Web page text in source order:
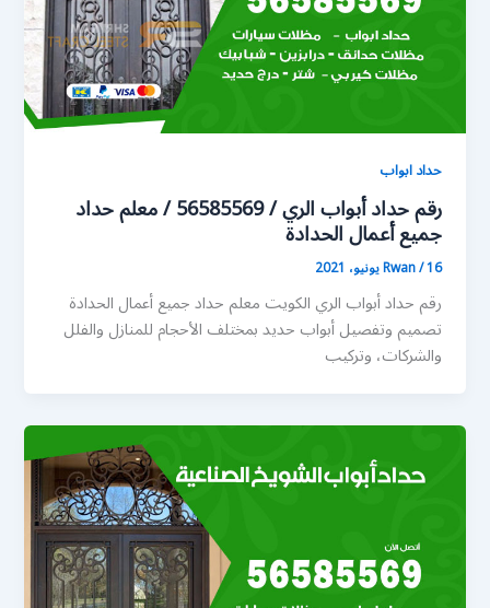
حداد ابواب
رقم حداد أبواب الري / 56585569 / معلم حداد
جميع أعمال الحدادة
Rwan/16 يونيو، 2021
رقم حداد أبواب الري الكويت معلم حداد جميع أعمال الحدادة
تصميم وتفصيل أبواب حديد بمختلف الأحجام للمنازل والفلل
والشركات، وتركيب